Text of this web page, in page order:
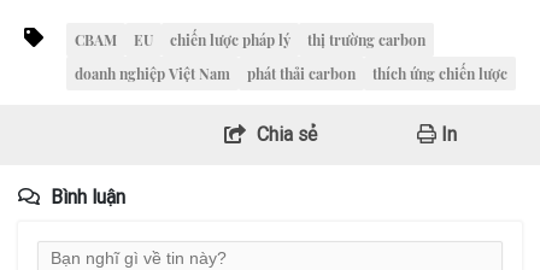
CBAM EU chiến lược pháp lý
thị trường carbon
doanh nghiệp Việt Nam
phát thải carbon thích ứng chiến lược
Chia sẻ In
Bình luận